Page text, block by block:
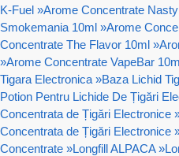
K-Fuel »Arome Concentrate
Smokemania 10ml »Arome
Concentrate The Flavor 10ml »
»Arome Concentrate VapeBar
Tigara Electronica »Baza Lichid
Potion Pentru Lichide De Țigări
Concentrata de Țigări Electronice
Concentrata de Țigări Electronice
Concentrate »Longfill ALPACA »